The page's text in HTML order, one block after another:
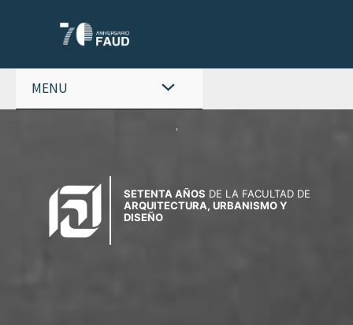
MENU
SETENTA AÑOS DE LA FACULTAD DE
ARQUITECTURA, URBANISMO Y
DISEÑO